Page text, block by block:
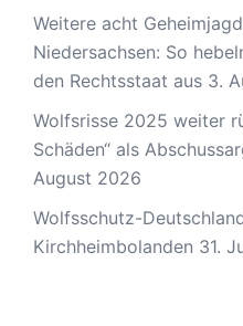
Weitere acht
Niedersachsen: So
den Rechtsstaat aus 3.
Wolfsrisse 2025 weiter
Schäden“ als
August 2026
Wolfsschutz-
Kirchheimbolanden 31.